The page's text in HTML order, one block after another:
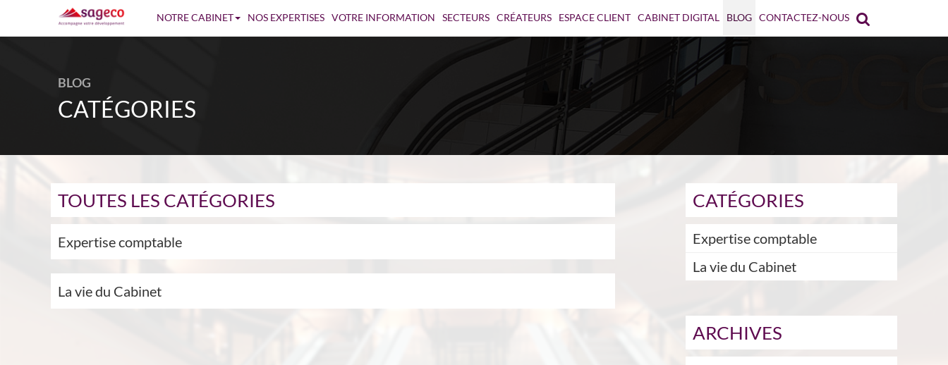
NOTRE CABINET NOS EXPERTISES VOTRE INFORMATION SECTEURS CRÉATEURS ESPACE CLIENT CABINET DIGITAL BLOG CONTACTEZ-NOUS
BLOG
CATÉGORIES
TOUTES LES CATÉGORIES
Expertise comptable
La vie du Cabinet
CATÉGORIES
Expertise comptable
La vie du Cabinet
ARCHIVES